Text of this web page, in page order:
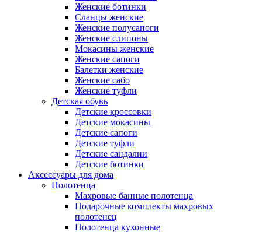
Женские ботинки
Сланцы женские
Женские полусапоги
Женские слипоны
Мокасины женские
Женские сапоги
Балетки женские
Женские сабо
Женские туфли
Детская обувь
Детские кроссовки
Детские мокасины
Детские сапоги
Детские туфли
Детские сандалии
Детские ботинки
Аксессуары для дома
Полотенца
Махровые банные полотенца
Подарочные комплекты махровых
полотенец
Полотенца кухонные